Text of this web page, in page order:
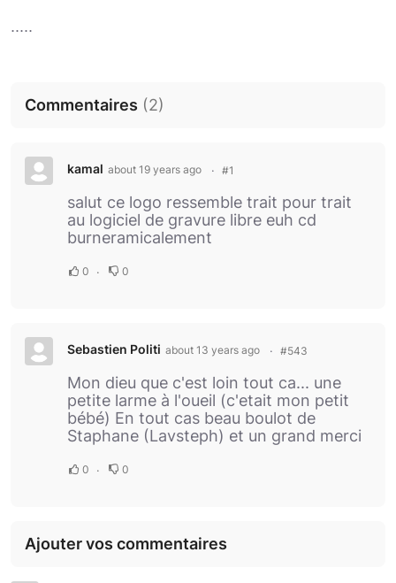
.....
Commentaires (2)
kamal about 19 years ago #1
salut ce logo ressemble trait pour trait
au logiciel de gravure libre euh cd
burneramicalement
0 0
Sebastien Politi about 13 years ago #543
Mon dieu que c'est loin tout ca... une
petite larme à l'oueil (c'etait mon petit
bébé) En tout cas beau boulot de
Staphane (Lavsteph) et un grand merci
0 0
Ajouter vos commentaires